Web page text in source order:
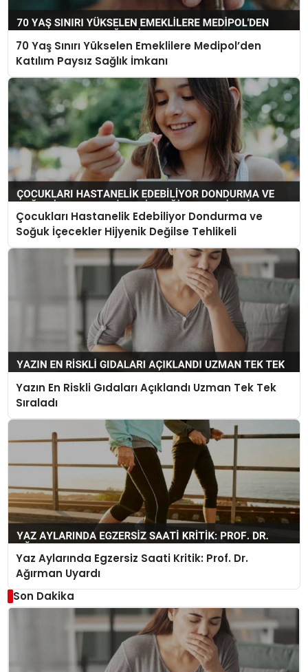
70 Yaş Sınırı Yükselen Emeklilere Medipol’den
Katılım Paysız Sağlık İmkanı
Çocukları Hastanelik Edebiliyor Dondurma ve
Soğuk İçecekler Hijyenik Değilse Tehlikeli
Yazın En Riskli Gıdaları Açıklandı Uzman Tek Tek
Sıraladı
Yaz Aylarında Egzersiz Saati Kritik: Prof. Dr.
Ağırman Uyardı
Son Dakika